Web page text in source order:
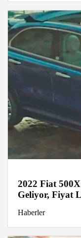
2022 Fiat
Geliyor, Fiyat
Haberler